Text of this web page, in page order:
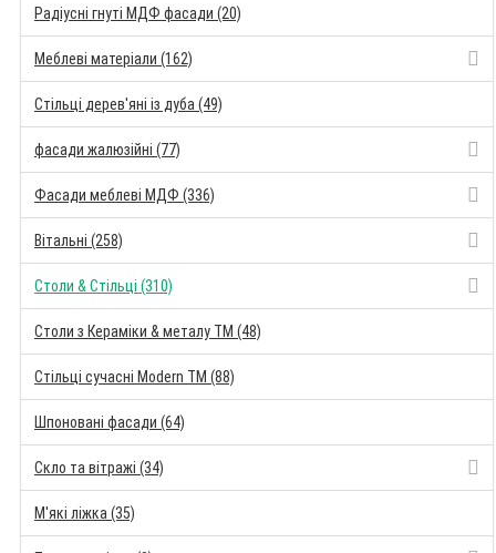
Радіусні гнуті МДФ фасади (20)
Меблеві матеріали (162)
Стільці дерев'яні із дуба (49)
фасади жалюзійні (77)
Фасади меблеві МДФ (336)
Вітальні (258)
Столи & Стільці (310)
Столи з Кераміки & металу TM (48)
Стільці сучасні Modern TM (88)
Шпоновані фасади (64)
Скло та вітражі (34)
М'які ліжка (35)